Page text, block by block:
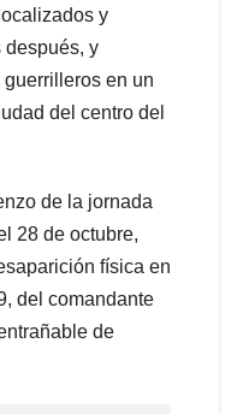
y
después, y
en un
del centro del
de la jornada
28 de octubre,
física en
del comandante
de